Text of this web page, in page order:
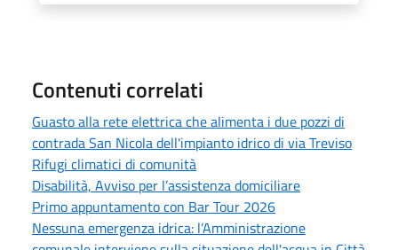
Contenuti correlati
Guasto alla rete elettrica che alimenta i due pozzi di
contrada San Nicola dell'impianto idrico di via Treviso
Rifugi climatici di comunità
Disabilità, Avviso per l’assistenza domiciliare
Primo appuntamento con Bar Tour 2026
Nessuna emergenza idrica: l’Amministrazione